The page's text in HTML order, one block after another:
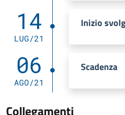
14
LUG/21
Inizio
06
AGO/21
Scadenza
Collegamenti